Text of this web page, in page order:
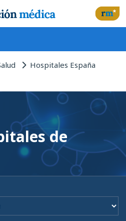
Hospitales España
de